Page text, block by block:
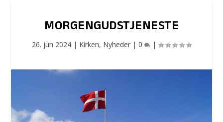
MORGENGUDSTJENESTE
26. jun 2024 | Kirken, Nyheder | 0 |